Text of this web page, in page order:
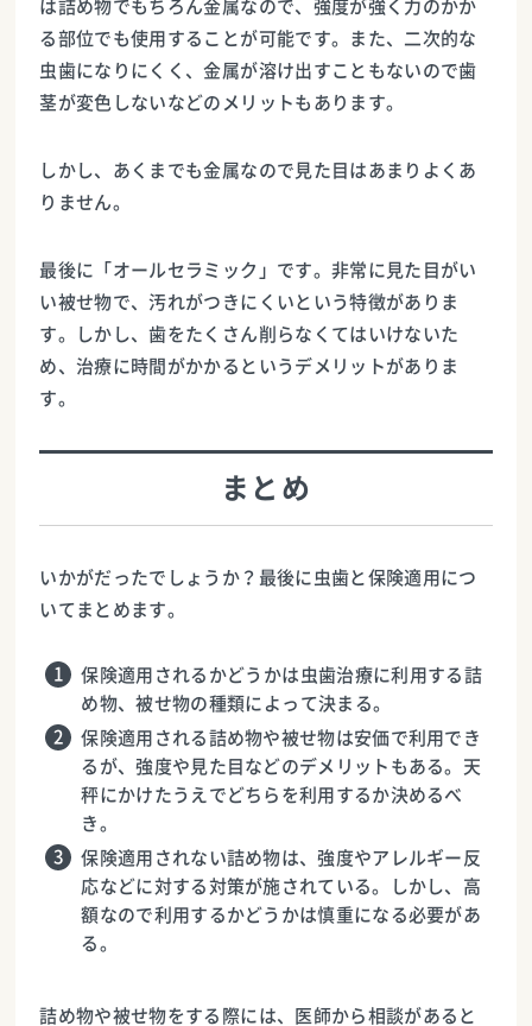
は詰め物でもちろん金属なので、強度が強く力のかか
る部位でも使用することが可能です。また、二次的な
虫歯になりにくく、金属が溶け出すこともないので歯
茎が変色しないなどのメリットもあります。
しかし、あくまでも金属なので見た目はあまりよくあ
りません。
最後に「オールセラミック」です。非常に見た目がい
い被せ物で、汚れがつきにくいという特徴がありま
す。しかし、歯をたくさん削らなくてはいけないた
め、治療に時間がかかるというデメリットがありま
す。
まとめ
いかがだったでしょうか？最後に虫歯と保険適用につ
いてまとめます。
保険適用されるかどうかは虫歯治療に利用する詰
め物、被せ物の種類によって決まる。
保険適用される詰め物や被せ物は安価で利用でき
るが、強度や見た目などのデメリットもある。天
秤にかけたうえでどちらを利用するか決めるべ
き。
保険適用されない詰め物は、強度やアレルギー反
応などに対する対策が施されている。しかし、高
額なので利用するかどうかは慎重になる必要があ
る。
詰め物や被せ物をする際には、医師から相談があると